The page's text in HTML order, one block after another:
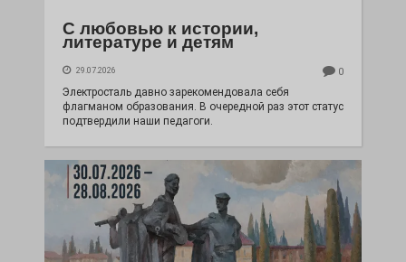
С любовью к истории,
литературе и детям
29.07.2026 0
Электросталь давно зарекомендовала себя
флагманом образования. В очередной раз этот статус
подтвердили наши педагоги.